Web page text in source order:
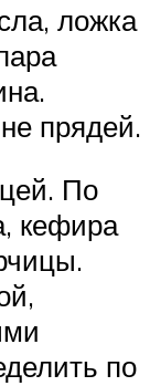
ложка
прядей.
По
кефира
по